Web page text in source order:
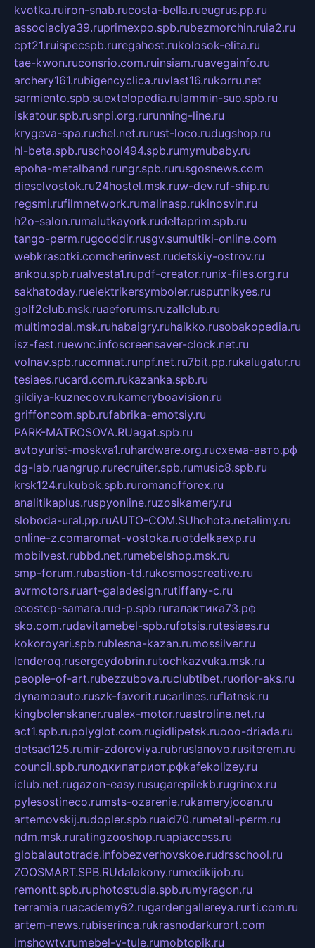
kvotka.ruiron-snab.rucosta-bella.rueugrus.pp.ru
associaciya39.ruprimexpo.spb.rubezmorchin.ruia2.ru
cpt21.ruispecspb.ruregahost.rukolosok-elita.ru
tae-kwon.ruconsrio.com.ruinsiam.ruavegainfo.ru
archery161.rubigencyclica.ruvlast16.rukorru.net
sarmiento.spb.suextelopedia.rulammin-suo.spb.ru
iskatour.spb.rusnpi.org.rurunning-line.ru
krygeva-spa.ruchel.net.rurust-loco.rudugshop.ru
hl-beta.spb.ruschool494.spb.rumymubaby.ru
epoha-metalband.rungr.spb.rurusgosnews.com
dieselvostok.ru24hostel.msk.ruw-dev.ruf-ship.ru
regsmi.rufilmnetwork.rumalinasp.rukinosvin.ru
h2o-salon.rumalutkayork.rudeltaprim.spb.ru
tango-perm.rugooddir.rusgv.sumultiki-online.com
webkrasotki.comcherinvest.rudetskiy-ostrov.ru
ankou.spb.rualvesta1.rupdf-creator.runix-files.org.ru
sakhatoday.ruelektrikersymboler.rusputnikyes.ru
golf2club.msk.ruaeforums.ruzallclub.ru
multimodal.msk.ruhabaigry.ruhaikko.rusobakopedia.ru
isz-fest.ruewnc.infoscreensaver-clock.net.ru
volnav.spb.rucomnat.runpf.net.ru7bit.pp.rukalugatur.ru
tesiaes.rucard.com.rukazanka.spb.ru
gildiya-kuznecov.rukameryboavision.ru
griffoncom.spb.rufabrika-emotsiy.ru
PARK-MATROSOVA.RUagat.spb.ru
avtoyurist-moskva1.ruhardware.org.ruсхема-авто.рф
dg-lab.ruangrup.rurecruiter.spb.rumusic8.spb.ru
krsk124.rukubok.spb.ruromanofforex.ru
analitikaplus.ruspyonline.ruzosikamery.ru
sloboda-ural.pp.ruAUTO-COM.SUhohota.netalimy.ru
online-z.comaromat-vostoka.ruotdelkaexp.ru
mobilvest.rubbd.net.rumebelshop.msk.ru
smp-forum.rubastion-td.rukosmoscreative.ru
avrmotors.ruart-galadesign.rutiffany-c.ru
ecostep-samara.rud-p.spb.ruгалактика73.рф
sko.com.rudavitamebel-spb.rufotsis.rutesiaes.ru
kokoroyari.spb.rublesna-kazan.rumossilver.ru
lenderoq.rusergeydobrin.rutochkazvuka.msk.ru
people-of-art.rubezzubova.ruclubtibet.ruorior-aks.ru
dynamoauto.ruszk-favorit.rucarlines.ruflatnsk.ru
kingbolenskaner.rualex-motor.ruastroline.net.ru
act1.spb.rupolyglot.com.rugidlipetsk.ruooo-driada.ru
detsad125.rumir-zdoroviya.rubruslanovo.rusiterem.ru
council.spb.ruлодкипатриот.рфkafekolizey.ru
iclub.net.rugazon-easy.rusugarepilekb.rugrinox.ru
pylesostineco.rumsts-ozarenie.rukameryjooan.ru
artemovskij.rudopler.spb.ruaid70.rumetall-perm.ru
ndm.msk.ruratingzooshop.ruapiaccess.ru
globalautotrade.infobezverhovskoe.rudrsschool.ru
ZOOSMART.SPB.RUdalakony.rumedikijob.ru
remontt.spb.ruphotostudia.spb.rumyragon.ru
terramia.ruacademy62.rugardengallereya.rurti.com.ru
artem-news.rubiserinca.rukrasnodarkurort.com
imshowtv.rumebel-v-tule.rumobtopik.ru